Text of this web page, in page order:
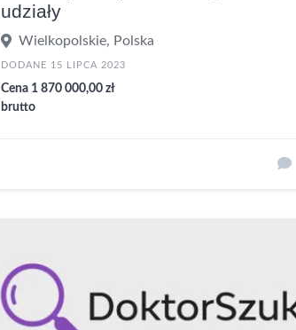
udziały
Wielkopolskie, Polska
DODANE 15 LIPCA 2023
Cena 1 870 000,00 zł
brutto